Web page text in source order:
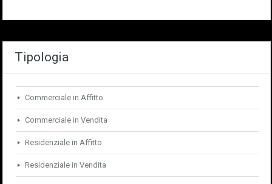
Tipologia
Commerciale in Affitto
Commerciale in Vendita
Residenziale in Affitto
Residenziale in Vendita